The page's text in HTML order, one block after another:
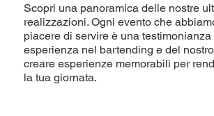
Scopri una panoramica delle nostre
realizzazioni. Ogni evento che
piacere di servire è una
esperienza nel bartending e del
creare esperienze memorabili per
la tua giornata.